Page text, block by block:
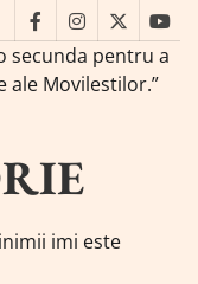
facebookinstagram
twitter
secunda pentru a
ale Movilestilor.”
imi este